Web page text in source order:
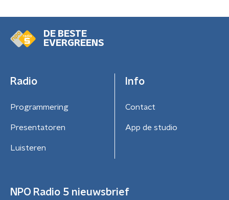
DE BESTE
EVERGREENS
Radio
Programmering
Presentatoren
Luisteren
Info
Contact
App de studio
NPO Radio 5 nieuwsbrief